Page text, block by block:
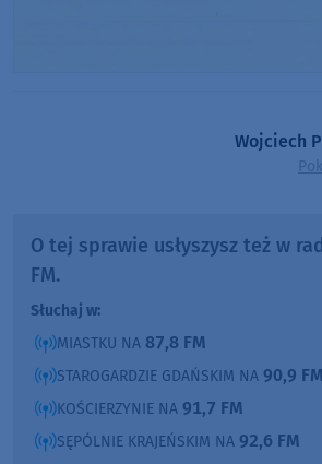
Wojciech
O tej sprawie usłyszysz też w
FM.
Słuchaj w:
MIASTKU NA 87,8 FM
STAROGARDZIE GDAŃSKIM NA 90,9 FM
KOŚCIERZYNIE NA 91,7 FM
SĘPÓLNIE KRAJEŃSKIM NA 92,6 FM